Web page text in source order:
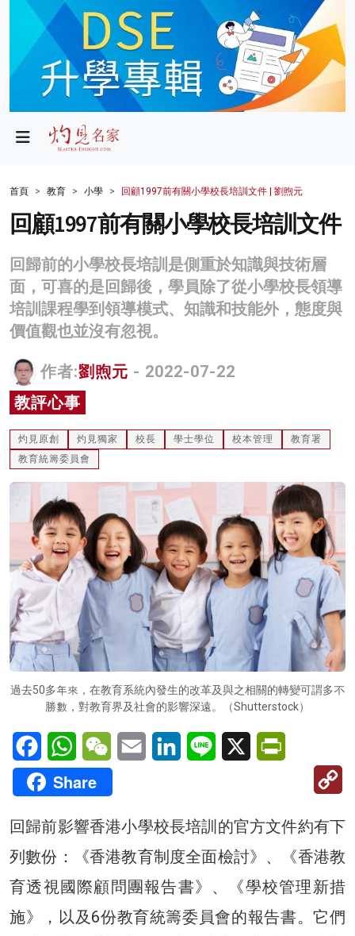
政局
財經
生活
商業
科技
名家榜
灼見活動
關於我們
首頁 教育 小學 回顧1997前有關小學校長培訓文件 | 劉煦元
回顧1997前有關小學校長培訓文件
回歸前的小學校長培訓是側重於知識與技術層
面，可喜的是回歸後，學員除了從小學校長領導
培訓課程學到領導模式、知識和技能外，態度與
價值觀也並沒有忽視。
作者:劉煦元 - 2022-07-22
教評心事
灼見原創 灼見獨家 校長 學士學位 校本管理
教育署
教育統籌委員會
過去50多年來，在教育系統內發生的改革及與之相關的轉變可謂多不
勝數，對教育界及社會的影響深遠。（Shutterstock）
FacebookWhatsAppWeChatEmail LinkedInLine X
Share
回歸前影響香港小學校長培訓的官方文件約有下
列數份：《香港教育制度全面檢討》、《香港教
育透視國際顧問團報告書》、《學校管理新措
施》，以及6份教育統籌委員會的報告書。它們